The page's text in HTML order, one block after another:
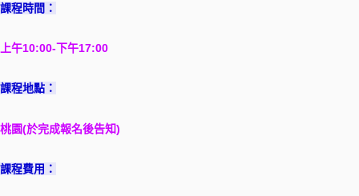
課程時間：
上午10:00-下午17:00
課程地點：
桃園(於完成報名後告知)
課程費用：